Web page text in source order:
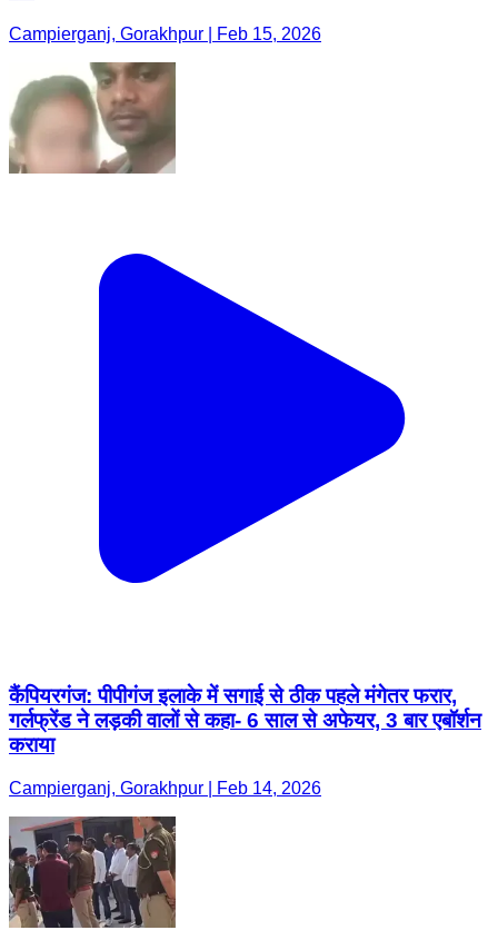
Campierganj, Gorakhpur | Feb 15, 2026
कैंपियरगंज: पीपीगंज इलाके में सगाई से ठीक पहले मंगेतर फरार,
गर्लफ्रेंड ने लड़की वालों से कहा- 6 साल से अफेयर, 3 बार एबॉर्शन
कराया
Campierganj, Gorakhpur | Feb 14, 2026